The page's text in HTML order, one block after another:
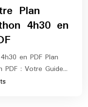
Plan
4h30 en
en PDF Plan
: Votre Guide…